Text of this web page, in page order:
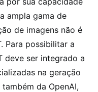
ampla gama de
de imagens não é
Para possibilitar a
deve ser integrado a
na geração
da OpenAI,